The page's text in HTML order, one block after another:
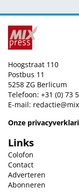
Hoogstraat 110
Postbus 11
5258 ZG Berlicum
Telefoon: +31 (0) 73
E-mail:
Onze
Links
Colofon
Contact
Adverteren
Abonneren